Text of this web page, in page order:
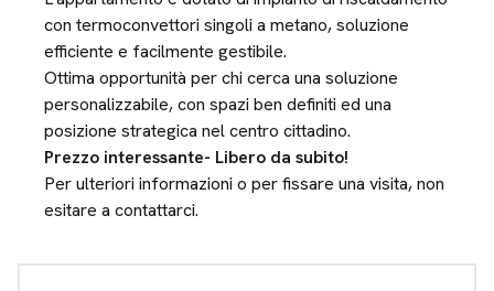
con termoconvettori singoli a metano, soluzione
efficiente e facilmente gestibile.
Ottima opportunità per chi cerca una soluzione
personalizzabile, con spazi ben definiti ed una
posizione strategica nel centro cittadino.
Prezzo interessante- Libero da subito!
Per ulteriori informazioni o per fissare una visita, non
esitare a contattarci.